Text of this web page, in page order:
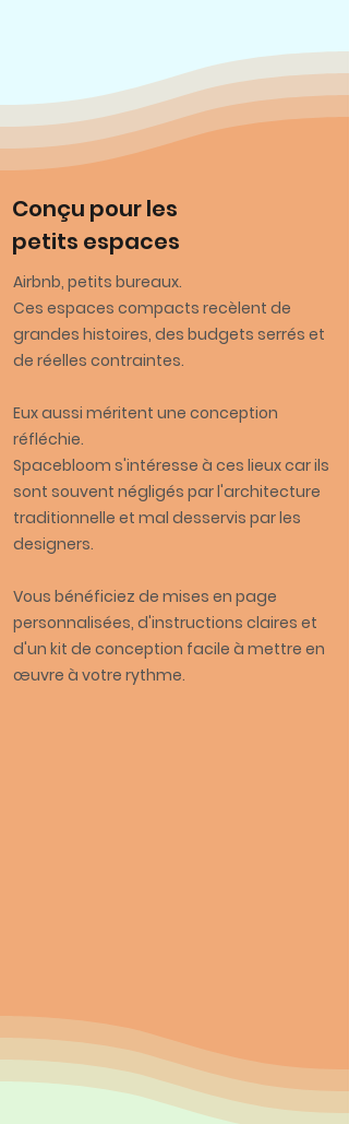
Conçu pour les
petits espaces
Airbnb, petits bureaux.
Ces espaces compacts recèlent de
grandes histoires, des budgets serrés et
de réelles contraintes.
Eux aussi méritent une conception
réfléchie.
Spacebloom s'intéresse à ces lieux car ils
sont souvent négligés par l'architecture
traditionnelle et mal desservis par les
designers.
Vous bénéficiez de mises en page
personnalisées, d'instructions claires et
d'un kit de conception facile à mettre en
œuvre à votre rythme.